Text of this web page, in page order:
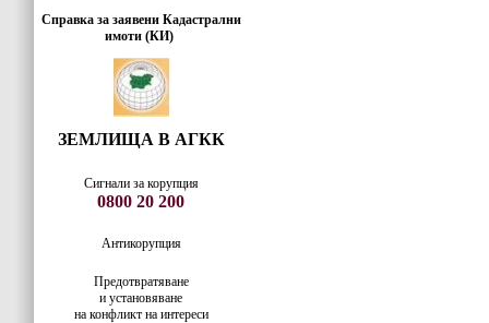
Справка за заявени Кадастрални
имоти (КИ)
ЗЕМЛИЩА В АГКК
Сигнали за корупция
0800 20 200
Антикорупция
Предотвратяване
и установяване
на конфликт на интереси